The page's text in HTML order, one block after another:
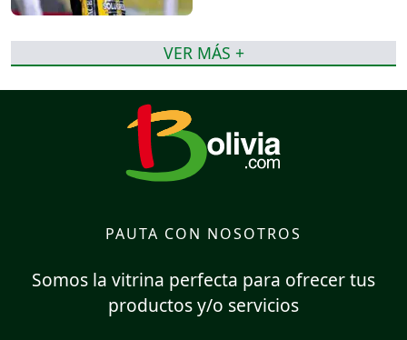
VER MÁS +
PAUTA CON NOSOTROS
Somos la vitrina perfecta para ofrecer tus
productos y/o servicios